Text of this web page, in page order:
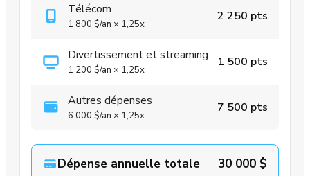
Télécom
1 800 $/an × 1,25x
2 250 pts
Divertissement et streaming
1 200 $/an × 1,25x
1 500 pts
Autres dépenses
6 000 $/an × 1,25x
7 500 pts
Dépense annuelle totale 30 000 $